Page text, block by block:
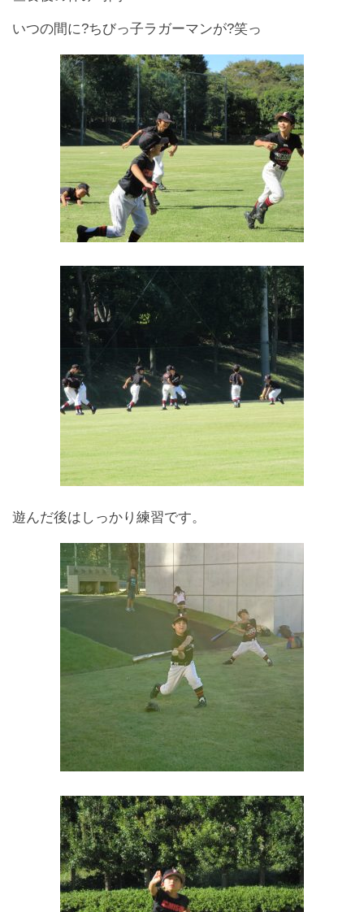
いつの間に?ちびっ子ラガーマンが?笑っ
遊んだ後はしっかり練習です。